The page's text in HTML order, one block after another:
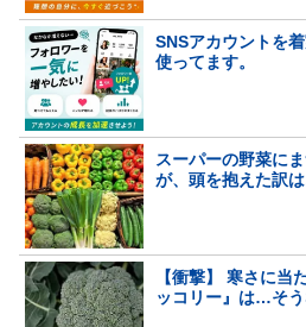
SNSアカウントを
使ってます。
スーパーの野菜に
が、頭を抱えた訳
【衝撃】 寒さに当
ッコリー』は…そう